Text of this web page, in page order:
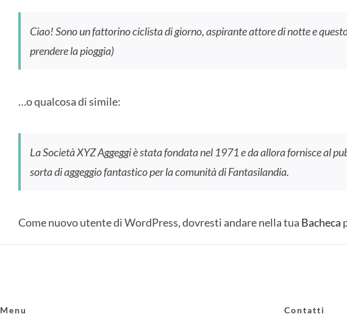
Ciao! Sono un fattorino ciclista di giorno, aspirante attore di notte e
prendere la pioggia)
…o qualcosa di simile:
La Società XYZ Aggeggi è stata fondata nel 1971 e da allora fornisce al
sorta di aggeggio fantastico per la comunità di Fantasilandia.
Come nuovo utente di WordPress, dovresti andare nella tua Bacheca
Menu Contatti